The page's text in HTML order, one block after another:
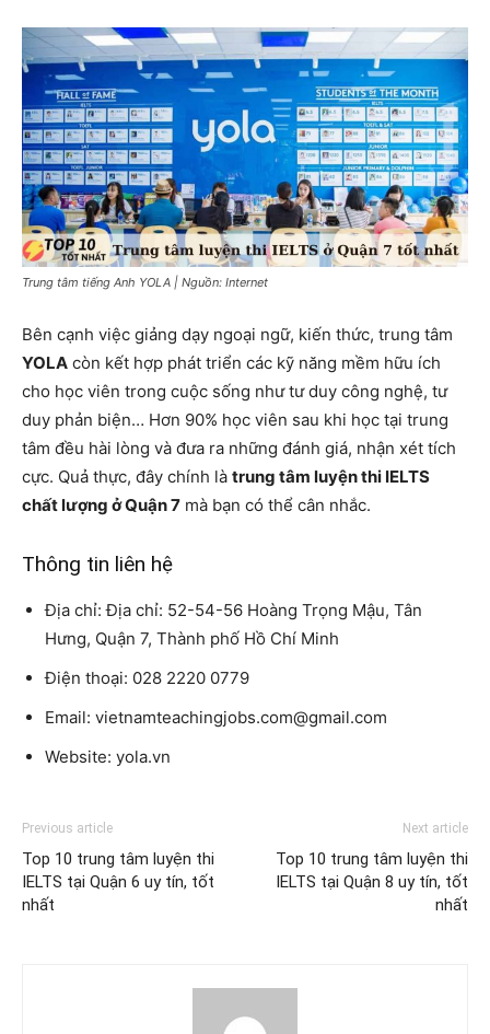
Trung tâm tiếng Anh YOLA | Nguồn: Internet
Bên cạnh việc giảng dạy ngoại ngữ, kiến ​​thức, trung tâm
YOLA còn kết hợp phát triển các kỹ năng mềm hữu ích
cho học viên trong cuộc sống như tư duy công nghệ, tư
duy phản biện… Hơn 90% học viên sau khi học tại trung
tâm đều hài lòng và đưa ra những đánh giá, nhận xét tích
cực. Quả thực, đây chính là trung tâm luyện thi IELTS
chất lượng ở Quận 7 mà bạn có thể cân nhắc.
Thông tin liên hệ
Địa chỉ: Địa chỉ: 52-54-56 Hoàng Trọng Mậu, Tân
Hưng, Quận 7, Thành phố Hồ Chí Minh
Điện thoại: 028 2220 0779
Email: vietnamteachingjobs.com@gmail.com
Website: yola.vn
Previous article
Top 10 trung tâm luyện thi
IELTS tại Quận 6 uy tín, tốt
nhất
Next article
Top 10 trung tâm luyện thi
IELTS tại Quận 8 uy tín, tốt
nhất